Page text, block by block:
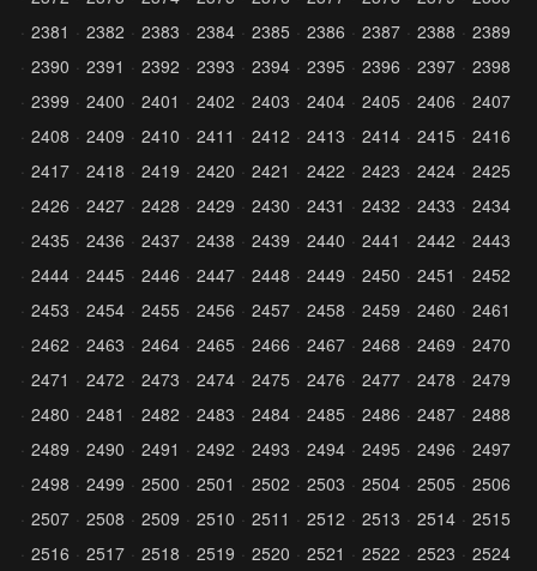
2381
2382 2383 2384 2385 2386 2387 2388
2389
2390
2391 2392 2393 2394 2395 2396 2397
2398
2399
2400 2401 2402 2403 2404 2405 2406
2407
2408
2409 2410 2411 2412 2413 2414 2415
2416
2417
2418 2419 2420 2421 2422 2423 2424
2425
2426
2427 2428 2429 2430 2431 2432 2433
2434
2435
2436 2437 2438 2439 2440 2441 2442
2443
2444
2445 2446 2447 2448 2449 2450 2451
2452
2453
2454 2455 2456 2457 2458 2459 2460
2461
2462
2463 2464 2465 2466 2467 2468 2469
2470
2471
2472 2473 2474 2475 2476 2477 2478
2479
2480
2481 2482 2483 2484 2485 2486 2487
2488
2489
2490 2491 2492 2493 2494 2495 2496
2497
2498
2499 2500 2501 2502 2503 2504 2505
2506
2507
2508 2509 2510 2511 2512 2513 2514
2515
2516
2517 2518 2519 2520 2521 2522 2523
2524